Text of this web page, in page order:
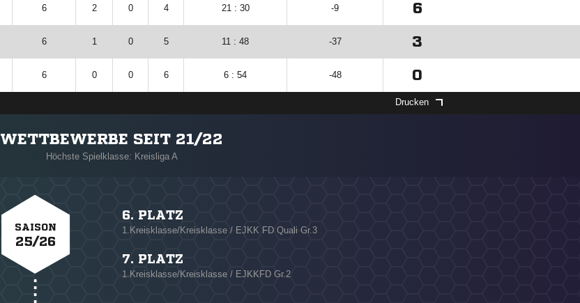
6 2 0 4 21 : 30 -9 6
6 1 0 5 11 : 48 -37 3
6 0 0 6 6 : 54 -48 0
Drucken
WETTBEWERBE SEIT 21/22
Höchste Spielklasse: Kreisliga A
SAISON
25/26
6. PLATZ
1.Kreisklasse/Kreisklasse / EJKK FD Quali Gr.3
7. PLATZ
1.Kreisklasse/Kreisklasse / EJKKFD Gr.2